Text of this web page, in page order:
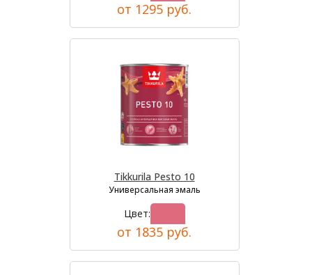
от 1295 руб.
Tikkurila Pesto 10
Универсальная эмаль
Цвет:
от 1835 руб.